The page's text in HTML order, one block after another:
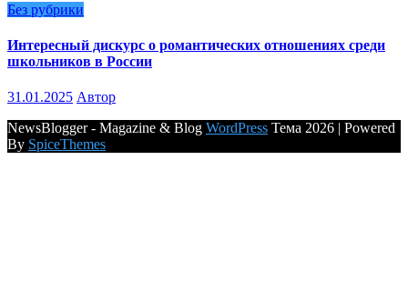
Без рубрики
Интересный дискурс о романтических отношениях среди
школьников в России
31.01.2025 Автор
NewsBlogger - Magazine & Blog WordPress Тема 2026 | Powered
By SpiceThemes